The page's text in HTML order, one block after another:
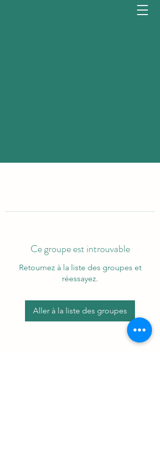
Ce groupe est introuvable
Retournez à la liste des groupes et
réessayez.
Aller à la liste des groupes